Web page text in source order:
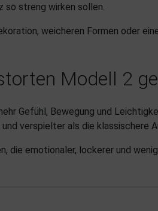
so streng wirken sollen.
weicheren Formen oder
Modell 2
Gefühl, Bewegung und
verspielter als die klassischere
die emotionaler, lockerer und